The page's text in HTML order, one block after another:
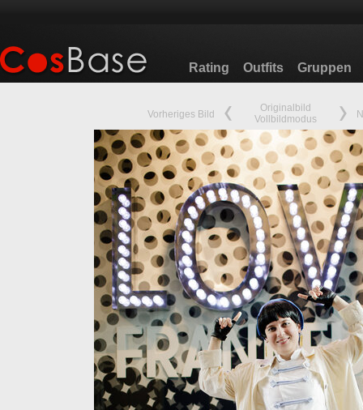
Rating Outfits Gruppen
Vorheriges Bild
Originalbild
Vollbildmodus